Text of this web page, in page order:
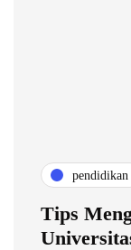
pendidikan
Tips